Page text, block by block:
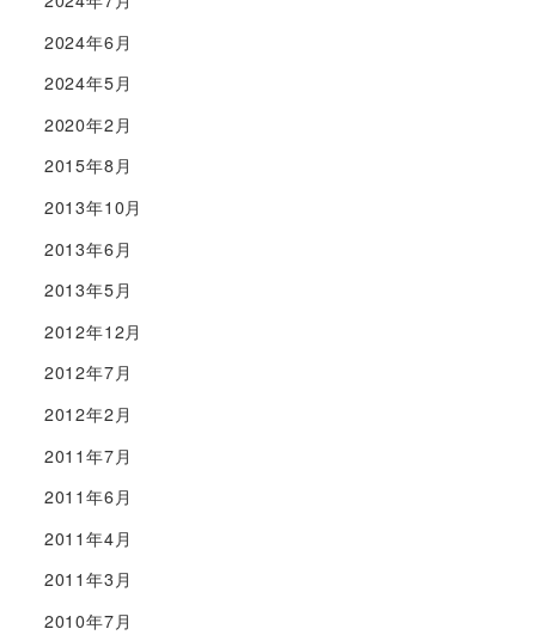
2024年6月
2024年5月
2020年2月
2015年8月
2013年10月
2013年6月
2013年5月
2012年12月
2012年7月
2012年2月
2011年7月
2011年6月
2011年4月
2011年3月
2010年7月